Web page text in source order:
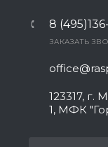
8
ЗАКАЗАТЬ
123317, г.
1, МФК